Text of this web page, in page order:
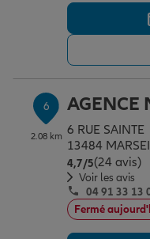
6
2.08 km
AGENCE
6 RUE SAINTE
13484
4,7/5Note de 4.7 sur 5
(24 avis)
Voir les avis
04 91 33 13
Fermé